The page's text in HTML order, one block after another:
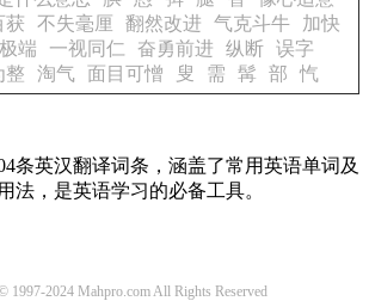
获
不失毫厘 翻然改进 气克斗牛
加快
极端 一视同仁 奋勇前进 纵断 误字
整
淘气 面目可憎 叟 需 髯 部 忾
条英汉翻译词条，涵盖了常用英语单词及
法，是英语学习的必备工具。
1997-2024 Mahpro.com All Rights Reserved